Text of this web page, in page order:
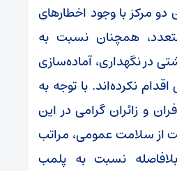
دو مرکز با وجود اخطارهای
همچنان نسبت به
در نگهداری، آماده‌سازی
نکرده‌اند. با توجه به
و زائران گرامی در این
از سلامت عمومی، مراتب
نسبت به پلمب